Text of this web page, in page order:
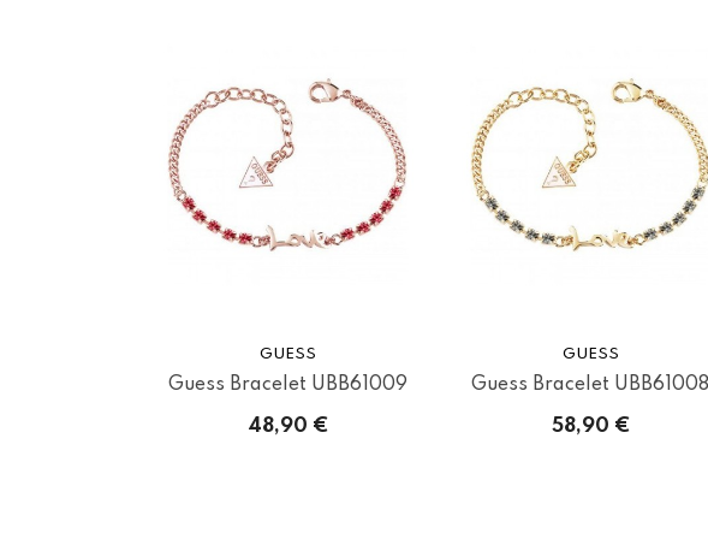
GUESS
Guess Bracelet UBB61009
48,90 €
GUESS
Guess Bracelet UBB61008
58,90 €